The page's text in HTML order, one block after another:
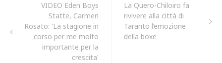
VIDEO Eden Boys
Statte, Carmen
Rosato: 'La stagione in
corso per me molto
importante per la
crescita'
La Quero-Chiloiro fa
rivivere alla città di
Taranto l’emozione
della boxe